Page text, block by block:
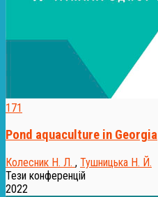
171
Pond aquaculture in Georgia
Колесник Н. Л. , Тушницька Н. Й.
Тези конференцій
2022